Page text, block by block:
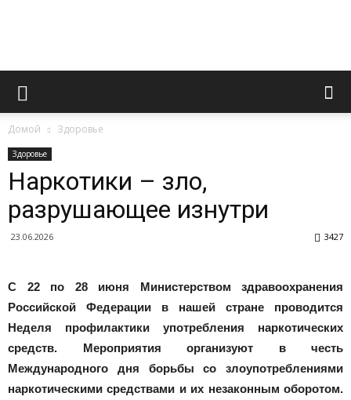
Novoaltaysk.online
Городской
портал
Новоалтайска
Домой Здоровье
Здоровье
Наркотики – зло,
разрушающее изнутри
23.06.2026 3427
С 22 по 28 июня Министерством здравоохранения
Российской Федерации в нашей стране проводится
Неделя профилактики употребления наркотических
средств. Мероприятия организуют в честь
Международного дня борьбы со злоупотреблениями
наркотическими средствами и их незаконным оборотом.